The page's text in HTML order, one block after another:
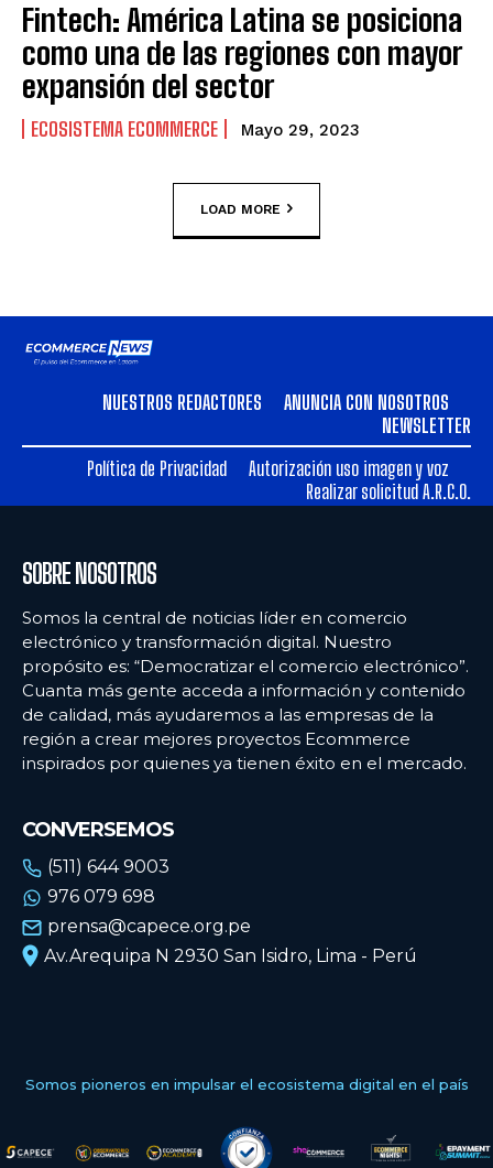
Fintech: América Latina se posiciona
como una de las regiones con mayor
expansión del sector
ECOSISTEMA ECOMMERCE Mayo 29, 2023
LOAD MORE
NUESTROS REDACTORES
ANUNCIA CON NOSOTROS
NEWSLETTER
Política de Privacidad
Autorización uso imagen y voz
Realizar solicitud A.R.C.O.
SOBRE NOSOTROS
Somos la central de noticias líder en comercio
electrónico y transformación digital. Nuestro
propósito es: “Democratizar el comercio electrónico”.
Cuanta más gente acceda a información y contenido
de calidad, más ayudaremos a las empresas de la
región a crear mejores proyectos Ecommerce
inspirados por quienes ya tienen éxito en el mercado.
CONVERSEMOS
(511) 644 9003
976 079 698
prensa@capece.org.pe
Av.Arequipa N 2930 San Isidro, Lima - Perú
Somos pioneros en impulsar el ecosistema digital en el país